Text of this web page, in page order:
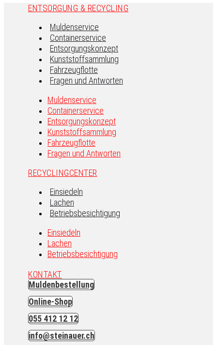
ENTSORGUNG & RECYCLING
Muldenservice
Containerservice
Entsorgungskonzept
Kunststoffsammlung
Fahrzeugflotte
Fragen und Antworten
Muldenservice
Containerservice
Entsorgungskonzept
Kunststoffsammlung
Fahrzeugflotte
Fragen und Antworten
RECYCLINGCENTER
Einsiedeln
Lachen
Betriebsbesichtigung
Einsiedeln
Lachen
Betriebsbesichtigung
KONTAKT
Muldenbestellung
Online-Shop
055 412 12 12
info@steinauer.ch